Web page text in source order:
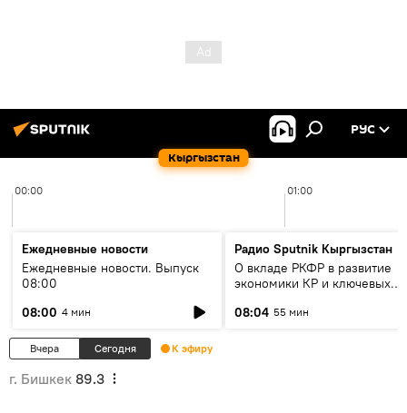
Кыргызстан
РУС
00:00 01:00
Ежедневные новости
Ежедневные новости. Выпуск
08:00
08:00 4 мин
Радио Sputnik Кыргызстан
О вкладе РКФР в развитие
экономики КР и ключевых
08:04 55 мин
Вчера Сегодня К эфиру
г. Бишкек 89.3